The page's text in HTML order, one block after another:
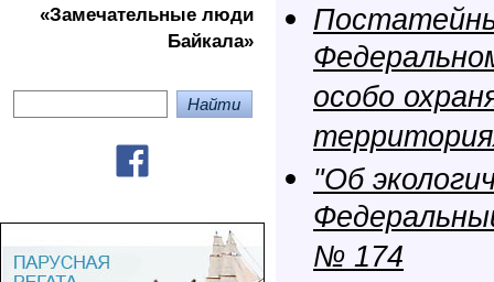
«Замечательные люди
Байкала»
особо
"Об
№ 174